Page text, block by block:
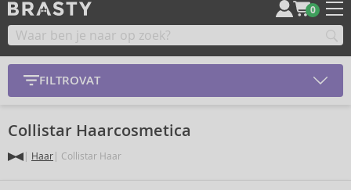
0
FILTROVAT
Collistar Haarcosmetica
Haar Collistar Haar